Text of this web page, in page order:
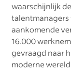
waarschijnlijk
talentmanagers
aankomende
16.000
gevraagd naar
moderne